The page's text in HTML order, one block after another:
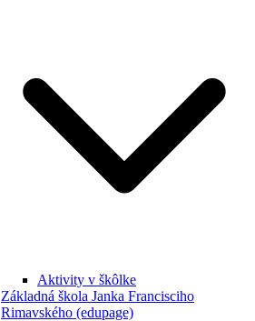
Aktivity v škôlke
Základná škola Janka Francisciho
Rimavského (edupage)